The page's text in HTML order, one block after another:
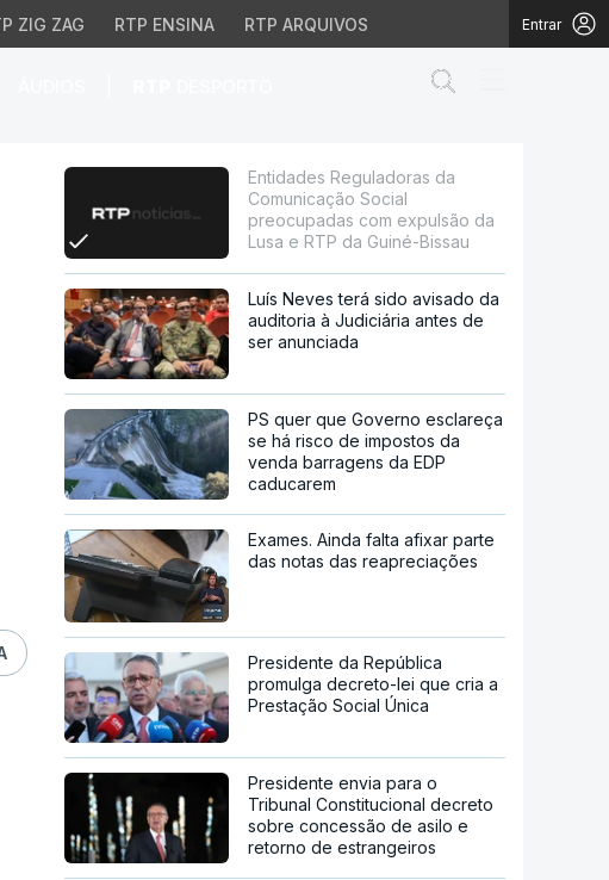
ZIG ZAG RTP ENSINA RTP ARQUIVOS Entrar
Social preocupadas
Entidades Reguladoras da
Comunicação Social
preocupadas com expulsão da
Lusa e RTP da Guiné-Bissau
Luís Neves terá sido avisado da
auditoria à Judiciária antes de
ser anunciada
PS quer que Governo esclareça
se há risco de impostos da
venda barragens da EDP
caducarem
Exames. Ainda falta afixar parte
das notas das reapreciações
Presidente da República
promulga decreto-lei que cria a
Prestação Social Única
Presidente envia para o
Tribunal Constitucional decreto
sobre concessão de asilo e
retorno de estrangeiros